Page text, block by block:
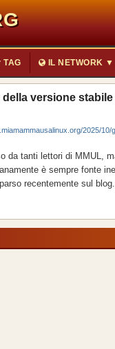
TAG IL NETWORK ▼
versione
2025/
da tanti lettori di MMUL,
è sempre fonte
recentemente sul